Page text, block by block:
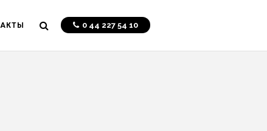
0 44 227 54 10